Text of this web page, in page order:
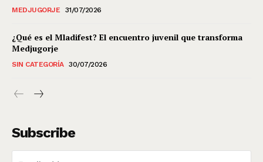
MEDJUGORJE 31/07/2026
¿Qué es el Mladifest? El encuentro juvenil que transforma
Medjugorje
SIN CATEGORÍA 30/07/2026
Subscribe